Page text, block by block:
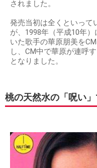
されました。
発売当初は全くといって
が、1998年（平成10年
いた歌手の華原朋美を
し、CM中で華原が連呼
となりました。
桃の天然水の「呪い